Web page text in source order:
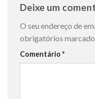
Deixe um
O seu endereço de
obrigatórios
Comentário *